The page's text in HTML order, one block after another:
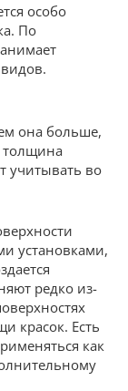
особо
По
она больше,
толщина
учитывать во
установками,
редко из-
красок. Есть
как